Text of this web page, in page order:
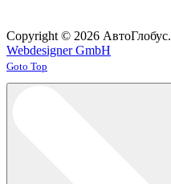
Copyright © 2026 АвтоГлобус.
Webdesigner GmbH
Joomla! 3 Templates
Goto Top